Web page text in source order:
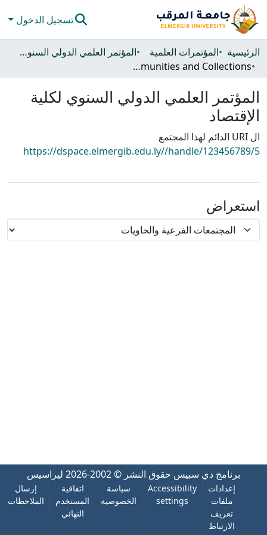
تسجيل الدخول
المجتمعات والحاويات
الإحصائيات
الرئيسية المؤتمرات العلمية
المؤتمر العلمي الدولي السنوي لكلية الإقتصاد
Subcommunities and Collections
المؤتمر العلمي الدولي السنوي لكلية
الإقتصاد
ال URI الدائم لهذا المجتمع
https://dspace.elmergib.edu.ly//handle/123456789/5
استعراض
برنامج دي سبيس حقوق النشر © 2002-2026 ليراسيس
إعدادات
ملفات
تعريف
الارتباط
Accessibility
settings
سياسة
الخصوصية
اتفاقية
المستخدم
النهائي
إرسال
الملاحظات